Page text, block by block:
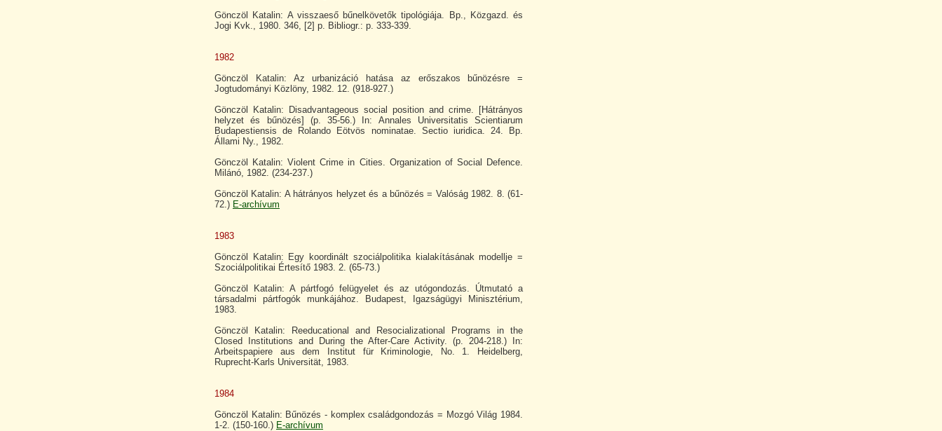
Gönczöl Katalin: A visszaeső bűnelkövetők tipológiája. Bp., Közgazd. és
Jogi Kvk., 1980. 346, [2] p. Bibliogr.: p. 333-339.
1982
Gönczöl Katalin: Az urbanizáció hatása az erőszakos bűnözésre =
Jogtudományi Közlöny, 1982. 12. (918-927.)
Gönczöl Katalin: Disadvantageous social position and crime. [Hátrányos
helyzet és bűnözés] (p. 35-56.) In: Annales Universitatis Scientiarum
Budapestiensis de Rolando Eötvös nominatae. Sectio iuridica. 24. Bp.
Állami Ny., 1982.
Gönczöl Katalin: Violent Crime in Cities. Organization of Social Defence.
Milánó, 1982. (234-237.)
Gönczöl Katalin: A hátrányos helyzet és a bűnözés = Valóság 1982. 8. (61-
72.) E-archívum
1983
Gönczöl Katalin: Egy koordinált szociálpolitika kialakításának modellje =
Szociálpolitikai Értesítő 1983. 2. (65-73.)
Gönczöl Katalin: A pártfogó felügyelet és az utógondozás. Útmutató a
társadalmi pártfogók munkájához. Budapest, Igazságügyi Minisztérium,
1983.
Gönczöl Katalin: Reeducational and Resocializational Programs in the
Closed Institutions and During the After-Care Activity. (p. 204-218.) In:
Arbeitspapiere aus dem Institut für Kriminologie, No. 1. Heidelberg,
Ruprecht-Karls Universität, 1983.
1984
Gönczöl Katalin: Bűnözés - komplex családgondozás = Mozgó Világ 1984.
1-2. (150-160.) E-archívum